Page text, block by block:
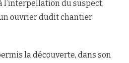
l’interpellation du suspect,
ouvrier dudit chantier
la découverte, dans son